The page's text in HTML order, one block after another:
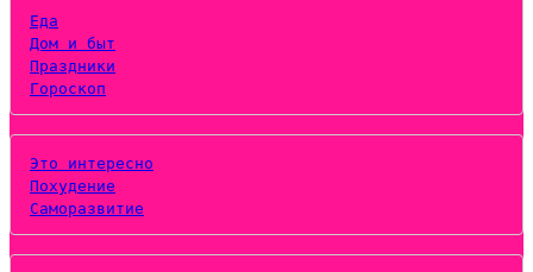
Еда
Дом и быт
Праздники
Гороскоп
Это интересно
Похудение
Саморазвитие